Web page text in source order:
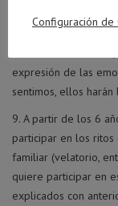
Los niños
estos sentimientos,
expresión de las
sentimos, ellos harán
A partir de los 6
participar en los
familiar (velatorio,
quiere participar en
explicados con
Configuración de